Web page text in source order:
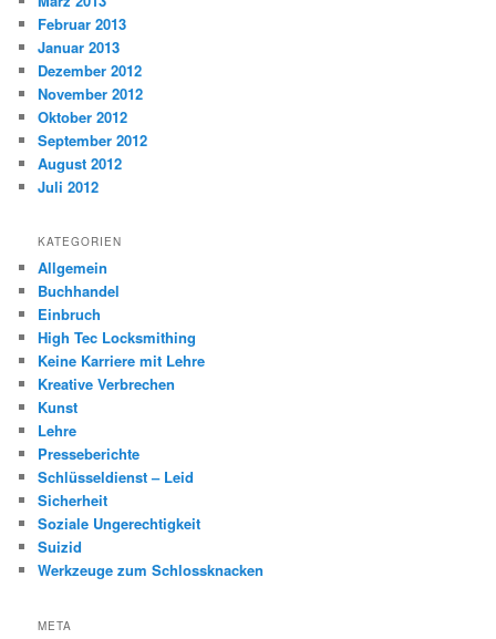
Februar 2013
Januar 2013
Dezember 2012
November 2012
Oktober 2012
September 2012
August 2012
Juli 2012
KATEGORIEN
Allgemein
Buchhandel
Einbruch
High Tec Locksmithing
Keine Karriere mit Lehre
Kreative Verbrechen
Kunst
Lehre
Presseberichte
Schlüsseldienst – Leid
Sicherheit
Soziale Ungerechtigkeit
Suizid
Werkzeuge zum Schlossknacken
META